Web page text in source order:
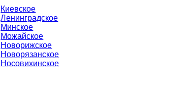
Киевское
Ленинградское
Минское
Можайское
Новорижское
Новорязанское
Носовихинское